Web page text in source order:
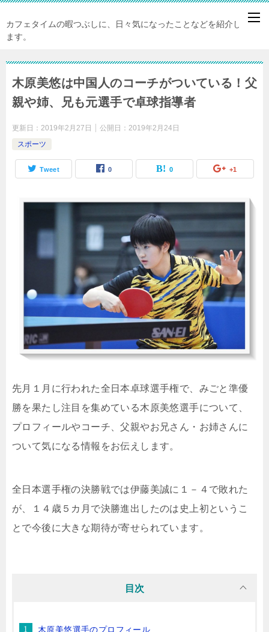
カフェタイムの暇つぶしに、日々気になったことなどを紹介してい
ます。
木原美悠は中国人のコーチがついている！父
親や姉、兄も元選手で卓球指導者
更新日： 2019年2月27日 公開日： 2019年2月24日
スポーツ
Tweet 0 0 +1
先月１月に行われた全日本卓球選手権で、みごと準優
勝を果たし注目を集めている木原美悠選手について、
プロフィールやコーチ、父親やお兄さん・お姉さんに
ついて気になる情報をお伝えします。
全日本選手権の決勝戦では伊藤美誠に１－４で敗れた
が、１４歳５カ月で決勝進出したのは史上初というこ
とで今後に大きな期待が寄せられています。
目次
木原美悠選手のプロフィール